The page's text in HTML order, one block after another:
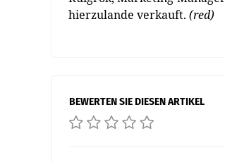
hierzulande verkauft. (red)
BEWERTEN SIE DIESEN ARTIKEL